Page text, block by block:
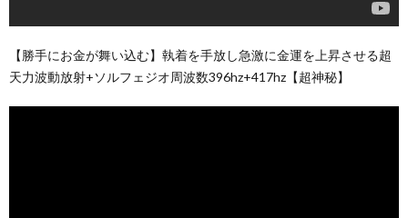
【勝手にお金が舞い込む】執着を手放し急激に金運を上昇させる超
天力波動放射+ソルフェジオ周波数396hz+417hz【超神秘】